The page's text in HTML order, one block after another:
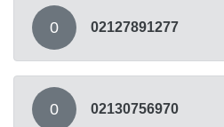
0 02127891277
0 02130756970